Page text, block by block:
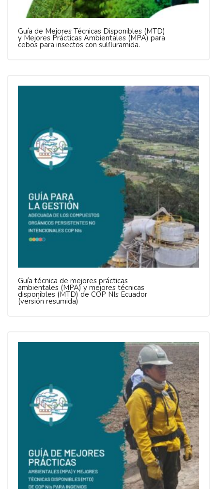
Guía de Mejores Técnicas Disponibles (MTD)
y Mejores Prácticas Ambientales (MPA) para
cebos para insectos con sulfluramida.
Guía técnica de mejores prácticas
ambientales (MPA) y mejores técnicas
disponibles (MTD) de COP NIs Ecuador
(versión resumida)